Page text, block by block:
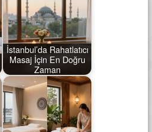
İstanbul’da Rahatlatıcı
Masaj İçin En Doğru
Zaman